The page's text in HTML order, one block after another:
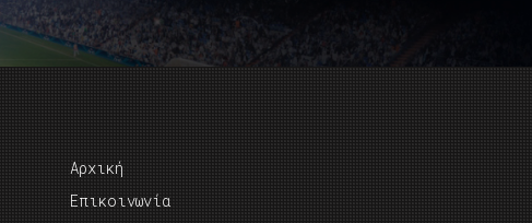
Αρχική
Επικοινωνία